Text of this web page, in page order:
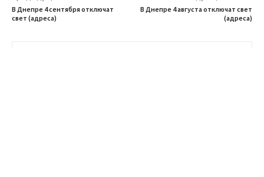
В Днепре 4 сентября отключат
свет (адреса)
В Днепре 4 августа отключат свет
(адреса)